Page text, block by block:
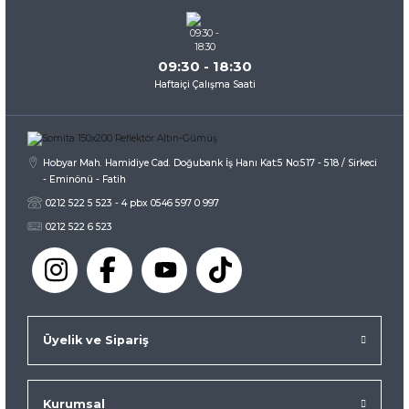
09:30 - 18:30
Haftaiçi Çalışma Saati
Hobyar Mah. Hamidiye Cad. Doğubank İş Hanı Kat:5 No:517 - 518 / Sirkeci
- Eminönü - Fatih
0212 522 5 523 - 4 pbx 0546 597 0 997
0212 522 6 523
Üyelik ve Sipariş
Kurumsal